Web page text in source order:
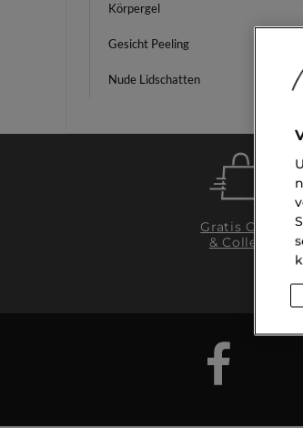
Körpergel
Gesicht Peeling
Nude Lidschatten
Gratis Click
& Collect